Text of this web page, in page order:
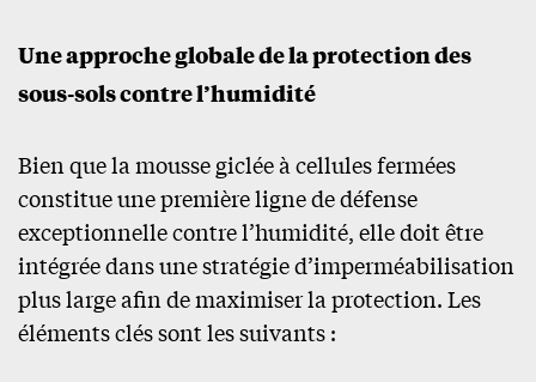
Une approche globale de la protection des
sous-sols contre l’humidité
Bien que la mousse giclée à cellules fermées
constitue une première ligne de défense
exceptionnelle contre l’humidité, elle doit être
intégrée dans une stratégie d’imperméabilisation
plus large afin de maximiser la protection. Les
éléments clés sont les suivants :